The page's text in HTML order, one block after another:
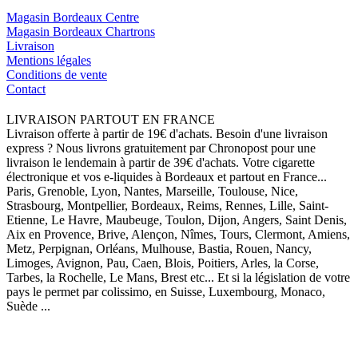
Magasin Bordeaux Centre
Magasin Bordeaux Chartrons
Livraison
Mentions légales
Conditions de vente
Contact
LIVRAISON PARTOUT EN FRANCE
Livraison offerte à partir de 19€ d'achats. Besoin d'une livraison
express ? Nous livrons gratuitement par Chronopost pour une
livraison le lendemain à partir de 39€ d'achats. Votre cigarette
électronique et vos e-liquides à Bordeaux et partout en France...
Paris, Grenoble, Lyon, Nantes, Marseille, Toulouse, Nice,
Strasbourg, Montpellier, Bordeaux, Reims, Rennes, Lille, Saint-
Etienne, Le Havre, Maubeuge, Toulon, Dijon, Angers, Saint Denis,
Aix en Provence, Brive, Alençon, Nîmes, Tours, Clermont, Amiens,
Metz, Perpignan, Orléans, Mulhouse, Bastia, Rouen, Nancy,
Limoges, Avignon, Pau, Caen, Blois, Poitiers, Arles, la Corse,
Tarbes, la Rochelle, Le Mans, Brest etc... Et si la législation de votre
pays le permet par colissimo, en Suisse, Luxembourg, Monaco,
Suède ...